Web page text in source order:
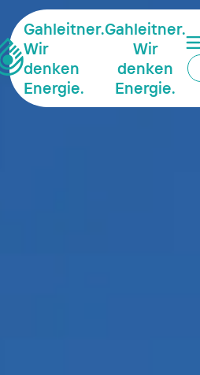
Gahleitner.
Wir
denken
Energie.
Gahleitner.
Wir
denken
Energie.